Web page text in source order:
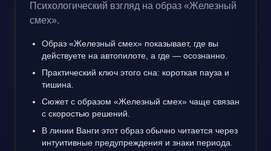
Психологический взгляд на образ «Железный
смех».
Образ «Железный смех» показывает, где вы
действуете на автопилоте, а где — осознанно.
Практический ключ этого сна: короткая пауза и
тишина.
Сюжет с образом «Железный смех» чаще связан
с скоростью решений.
В линии Ванги этот образ обычно читается через
интуитивные предупреждения и знаки периода.